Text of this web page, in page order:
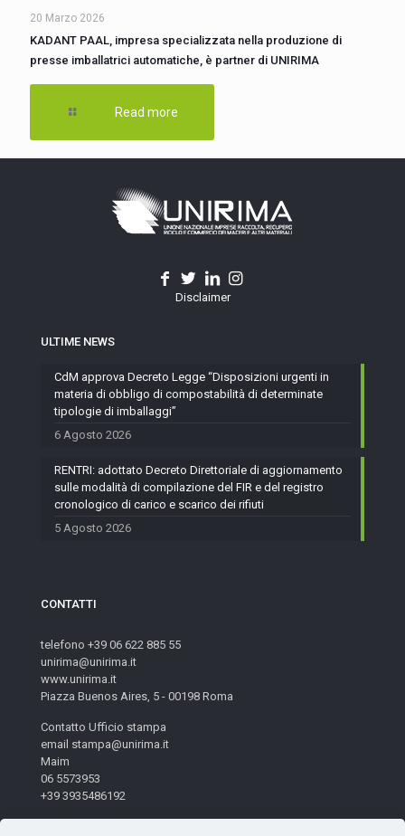
20 Marzo 2026
KADANT PAAL, impresa specializzata nella produzione di
presse imballatrici automatiche, è partner di UNIRIMA
Read more
Disclaimer
ULTIME NEWS
CdM approva Decreto Legge “Disposizioni urgenti in
materia di obbligo di compostabilità di determinate
tipologie di imballaggi”
6 Agosto 2026
RENTRI: adottato Decreto Direttoriale di aggiornamento
sulle modalità di compilazione del FIR e del registro
cronologico di carico e scarico dei rifiuti
5 Agosto 2026
CONTATTI
telefono +39 06 622 885 55
unirima@unirima.it
www.unirima.it
Piazza Buenos Aires, 5 - 00198 Roma
Contatto Ufficio stampa
email stampa@unirima.it
Maim
06 5573953
+39 3935486192